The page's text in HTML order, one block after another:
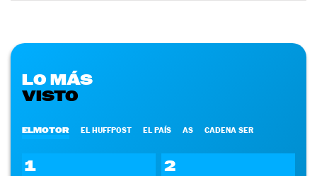
LO MÁS
VISTO
ELMOTOR EL HUFFPOST EL PAÍS AS CADENA SER
1 2